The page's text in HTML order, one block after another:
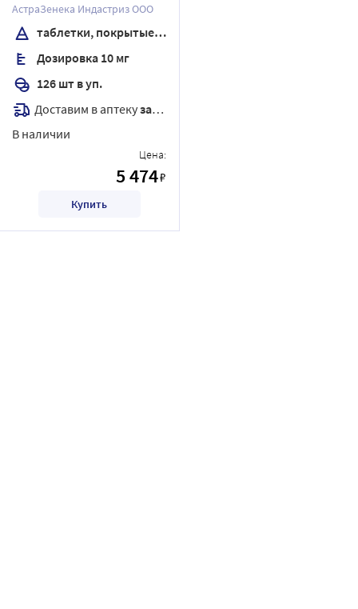
АстраЗенека Индастриз ООО
таблетки, покрытые пленочной оболочкой
Дозировка 10 мг
126 шт в уп.
Доставим в аптекузавтра
В наличии
Цена:
5 474₽
Купить